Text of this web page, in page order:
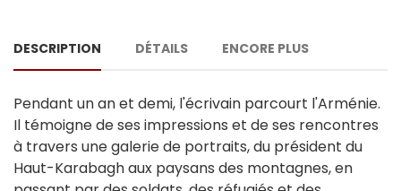
DESCRIPTION DÉTAILS ENCORE PLUS
Pendant un an et demi, l'écrivain parcourt l'Arménie.
Il témoigne de ses impressions et de ses rencontres
à travers une galerie de portraits, du président du
Haut-Karabagh aux paysans des montagnes, en